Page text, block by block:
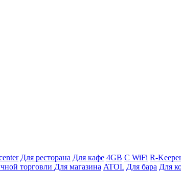
Для ресторана Для кафе 4GB С WiFi R-Keeper
торговли Для магазина ATOL Для бара Для